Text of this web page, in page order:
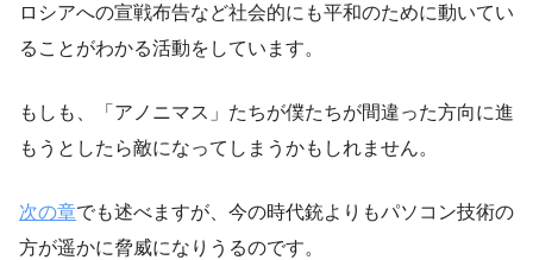
ロシアへの宣戦布告など社会的にも平和のために動いてい
ることがわかる活動をしています。
もしも、「アノニマス」たちが僕たちが間違った方向に進
もうとしたら敵になってしまうかもしれません。
次の章でも述べますが、今の時代銃よりもパソコン技術の
方が遥かに脅威になりうるのです。